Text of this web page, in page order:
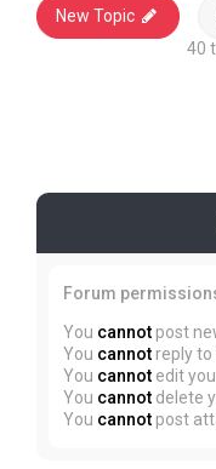
New Topic
40
Forum
You cannot post
You cannot reply
You cannot edit
You cannot delete
You cannot post